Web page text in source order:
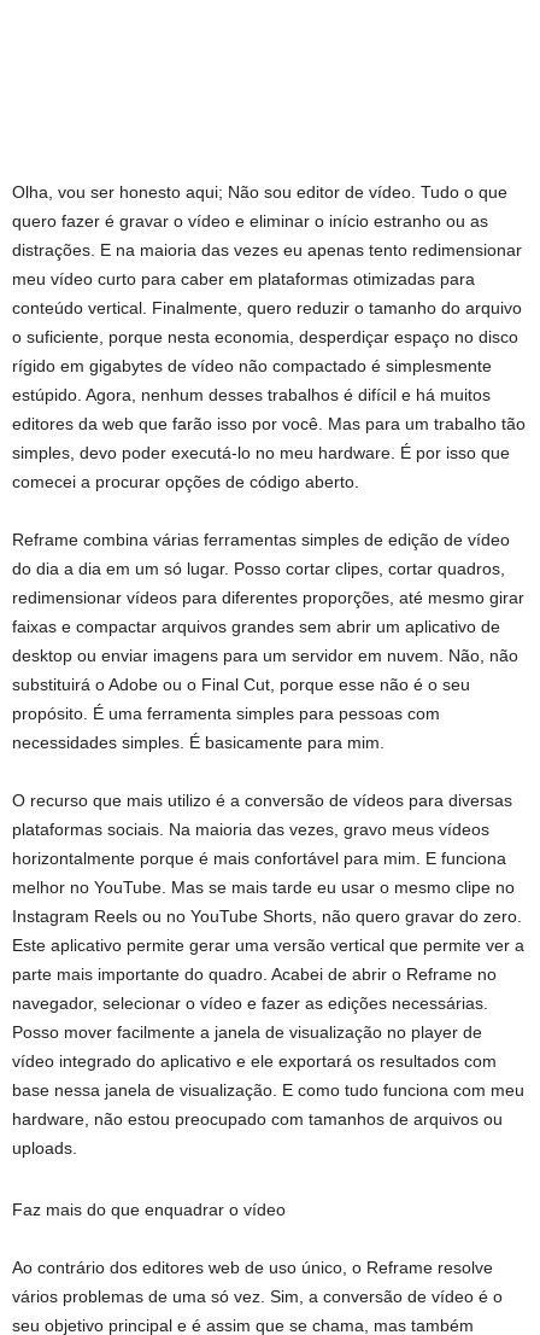
Olha, vou ser honesto aqui; Não sou editor de vídeo. Tudo o que
quero fazer é gravar o vídeo e eliminar o início estranho ou as
distrações. E na maioria das vezes eu apenas tento redimensionar
meu vídeo curto para caber em plataformas otimizadas para
conteúdo vertical. Finalmente, quero reduzir o tamanho do arquivo
o suficiente, porque nesta economia, desperdiçar espaço no disco
rígido em gigabytes de vídeo não compactado é simplesmente
estúpido. Agora, nenhum desses trabalhos é difícil e há muitos
editores da web que farão isso por você. Mas para um trabalho tão
simples, devo poder executá-lo no meu hardware. É por isso que
comecei a procurar opções de código aberto.
Reframe combina várias ferramentas simples de edição de vídeo
do dia a dia em um só lugar. Posso cortar clipes, cortar quadros,
redimensionar vídeos para diferentes proporções, até mesmo girar
faixas e compactar arquivos grandes sem abrir um aplicativo de
desktop ou enviar imagens para um servidor em nuvem. Não, não
substituirá o Adobe ou o Final Cut, porque esse não é o seu
propósito. É uma ferramenta simples para pessoas com
necessidades simples. É basicamente para mim.
O recurso que mais utilizo é a conversão de vídeos para diversas
plataformas sociais. Na maioria das vezes, gravo meus vídeos
horizontalmente porque é mais confortável para mim. E funciona
melhor no YouTube. Mas se mais tarde eu usar o mesmo clipe no
Instagram Reels ou no YouTube Shorts, não quero gravar do zero.
Este aplicativo permite gerar uma versão vertical que permite ver a
parte mais importante do quadro. Acabei de abrir o Reframe no
navegador, selecionar o vídeo e fazer as edições necessárias.
Posso mover facilmente a janela de visualização no player de
vídeo integrado do aplicativo e ele exportará os resultados com
base nessa janela de visualização. E como tudo funciona com meu
hardware, não estou preocupado com tamanhos de arquivos ou
uploads.
Faz mais do que enquadrar o vídeo
Ao contrário dos editores web de uso único, o Reframe resolve
vários problemas de uma só vez. Sim, a conversão de vídeo é o
seu objetivo principal e é assim que se chama, mas também